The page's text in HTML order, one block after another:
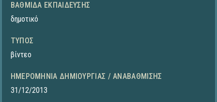
ΒΑΘΜΊΔΑ ΕΚΠΑΊΔΕΥΣΗΣ
δημοτικό
ΤΎΠΟΣ
βίντεο
ΗΜΕΡΟΜΗΝΊΑ ΔΗΜΙΟΥΡΓΊΑΣ / ΑΝΑΒΆΘΜΙΣΗΣ
31/12/2013